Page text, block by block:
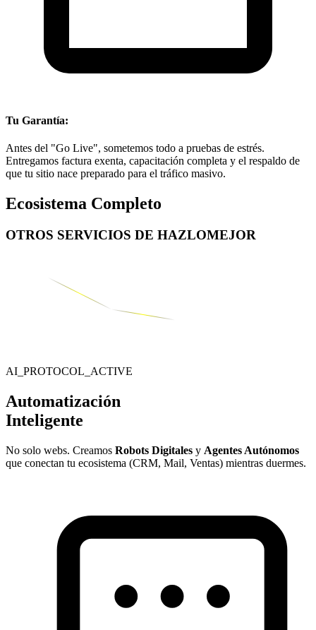
Tu Garantía:
Antes del "Go Live", sometemos todo a pruebas de estrés.
Entregamos factura exenta, capacitación completa y el respaldo de
que tu sitio nace preparado para el tráfico masivo.
Ecosistema Completo
OTROS SERVICIOS DE HAZLOMEJOR
AI_PROTOCOL_ACTIVE
Automatización
Inteligente
No solo webs. Creamos Robots Digitales y Agentes Autónomos
que conectan tu ecosistema (CRM, Mail, Ventas) mientras duermes.